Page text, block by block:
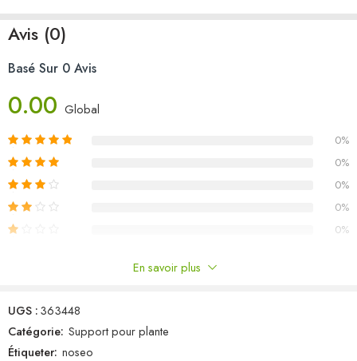
Dimensions : 160 x 60 x 44 cm (L x l x H)
Design distinctif empilable
Avis (0)
Basé Sur 0 Avis
0.00 Global
0%
0%
0%
0%
0%
Il n'y a pas encore de critiques.
En savoir plus
UGS :363448
Catégorie: Support pour plante
Étiqueter: noseo